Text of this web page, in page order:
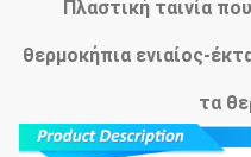
Πλαστική ταινία
θερμοκήπια ενιαίος-
τα